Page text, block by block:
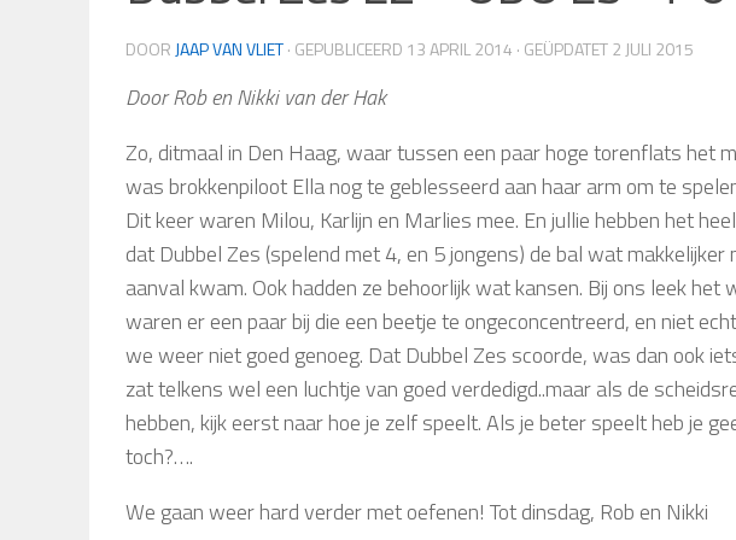
DOOR JAAP VAN VLIET· GEPUBLICEERD 13 APRIL 2014 · GEÜPDATET2 JULI 2015
Door Rob en Nikki van der Hak
Zo, ditmaal in Den Haag, waar tussen een paar hoge torenflats het
was brokkenpiloot Ella nog te geblesseerd aan haar arm om te
Dit keer waren Milou, Karlijn en Marlies mee. En jullie hebben het
dat Dubbel Zes (spelend met 4, en 5 jongens) de bal wat
aanval kwam. Ook hadden ze behoorlijk wat kansen. Bij ons leek
waren er een paar bij die een beetje te ongeconcentreerd, en niet
we weer niet goed genoeg. Dat Dubbel Zes scoorde, was dan ook
zat telkens wel een luchtje van goed verdedigd..maar als de
hebben, kijk eerst naar hoe je zelf speelt. Als je beter speelt heb je
toch?….
We gaan weer hard verder met oefenen! Tot dinsdag, Rob en Nikki